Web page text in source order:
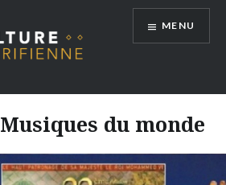
MENU
Musiques du monde